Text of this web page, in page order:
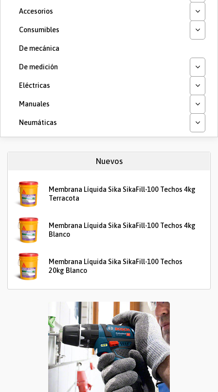
Accesorios
Consumibles
De mecánica
De medición
Eléctricas
Manuales
Neumáticas
Nuevos
Membrana Líquida Sika SikaFill-100 Techos 4kg
Terracota
Membrana Líquida Sika SikaFill-100 Techos 4kg
Blanco
Membrana Líquida Sika SikaFill-100 Techos
20kg Blanco